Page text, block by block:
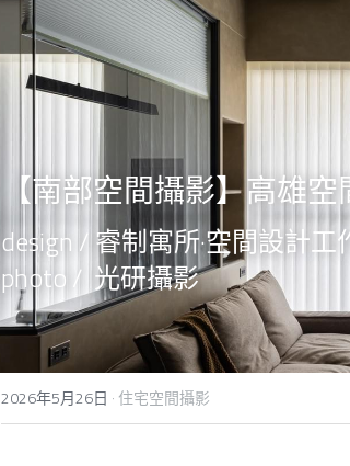
【南部空間攝影】高雄
design / 睿制寓所·空間設計工
photo /  光研攝影
2026年5月26日 · 住宅空間攝影